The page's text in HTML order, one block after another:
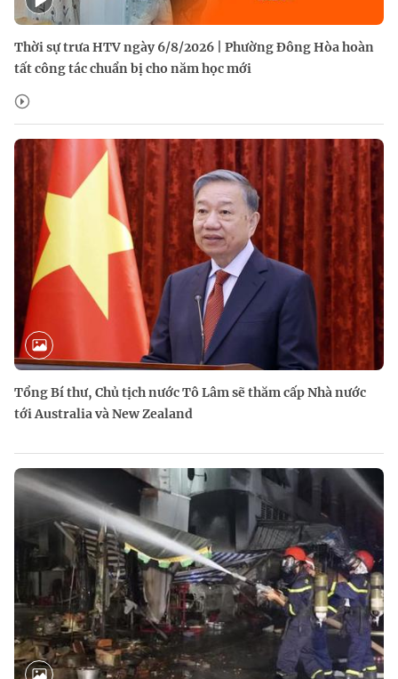
Thời sự trưa HTV ngày 6/8/2026 | Phường Đông Hòa hoàn
tất công tác chuẩn bị cho năm học mới
Tổng Bí thư, Chủ tịch nước Tô Lâm sẽ thăm cấp Nhà nước
tới Australia và New Zealand